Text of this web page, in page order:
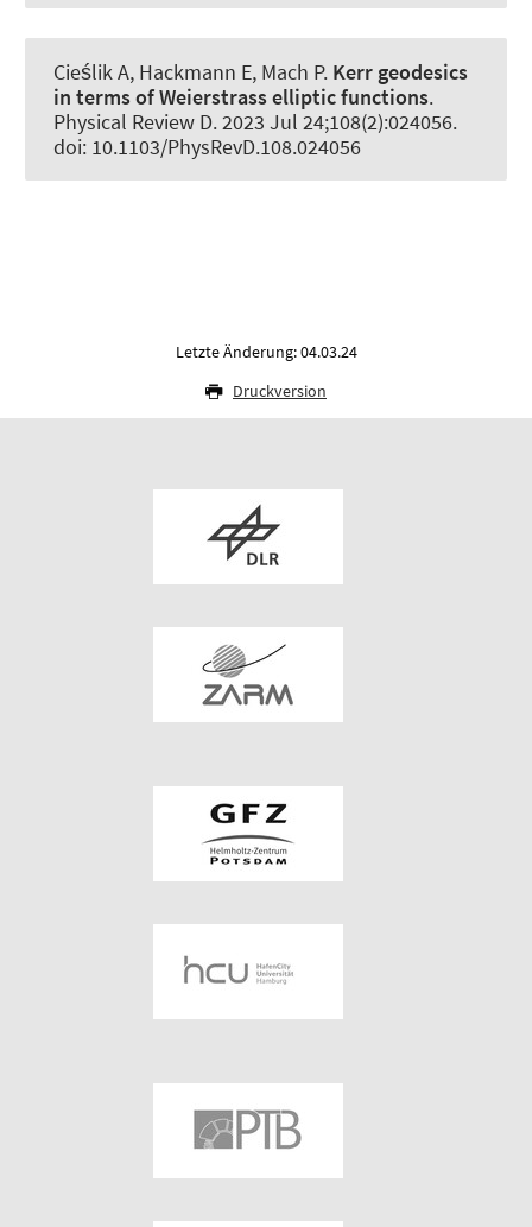
Cieślik A, Hackmann E, Mach P. Kerr geodesics
in terms of Weierstrass elliptic functions.
Physical Review D. 2023 Jul 24;108(2):024056.
doi: 10.1103/PhysRevD.108.024056
Letzte Änderung: 04.03.24
Druckversion